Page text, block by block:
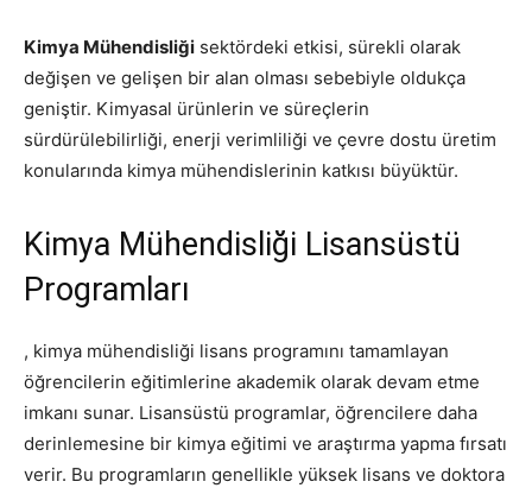
Kimya Mühendisliği sektördeki etkisi, sürekli olarak
değişen ve gelişen bir alan olması sebebiyle oldukça
geniştir. Kimyasal ürünlerin ve süreçlerin
sürdürülebilirliği, enerji verimliliği ve çevre dostu üretim
konularında kimya mühendislerinin katkısı büyüktür.
Kimya Mühendisliği Lisansüstü
Programları
, kimya mühendisliği lisans programını tamamlayan
öğrencilerin eğitimlerine akademik olarak devam etme
imkanı sunar. Lisansüstü programlar, öğrencilere daha
derinlemesine bir kimya eğitimi ve araştırma yapma fırsatı
verir. Bu programların genellikle yüksek lisans ve doktora